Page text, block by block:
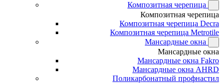
Композитная черепица
Композитная черепица
Композитная черепица Decra
Композитная черепица Metrotile
Мансардные окна
Мансардные окна
Мансардные окна Fakro
Мансардные окна AHRD
Поликарбонатный профнастил